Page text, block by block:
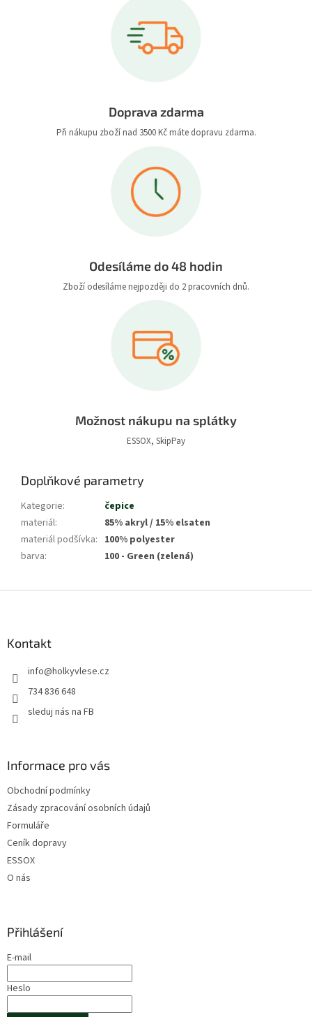
Doprava zdarma
Při nákupu zboží nad 3500 Kč máte dopravu zdarma.
Odesíláme do 48 hodin
Zboží odesíláme nejpozději do 2 pracovních dnů.
Možnost nákupu na splátky
ESSOX, SkipPay
Doplňkové parametry
Kategorie:
čepice
materiál:
85% akryl / 15% elsaten
materiál podšívka: 100% polyester
barva: 100 - Green (zelená)
Kontakt
info@holkyvlese.cz
734 836 648
sleduj nás na FB
Informace pro vás
Obchodní podmínky
Zásady zpracování osobních údajů
Formuláře
Ceník dopravy
ESSOX
O nás
Přihlášení
E-mail
Heslo